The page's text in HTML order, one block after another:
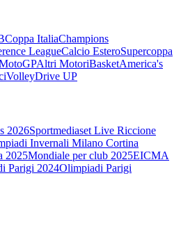
Coppa ItaliaChampions
LeagueCalcio EsteroSupercoppa
Altri MotoriBasketAmerica's
VolleyDrive UP
2026Sportmediaset Live Riccione
Invernali Milano Cortina
2025Mondiale per club 2025EICMA
Parigi 2024Olimpiadi Parigi